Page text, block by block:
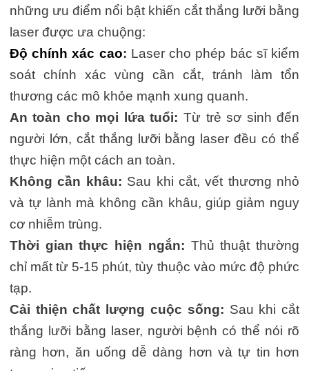
những ưu điểm nổi bật khiến cắt thắng lưỡi bằng
laser được ưa chuộng:
Độ chính xác cao: Laser cho phép bác sĩ kiểm
soát chính xác vùng cần cắt, tránh làm tổn
thương các mô khỏe mạnh xung quanh.
An toàn cho mọi lứa tuổi: Từ trẻ sơ sinh đến
người lớn, cắt thắng lưỡi bằng laser đều có thể
thực hiện một cách an toàn.
Không cần khâu: Sau khi cắt, vết thương nhỏ
và tự lành mà không cần khâu, giúp giảm nguy
cơ nhiễm trùng.
Thời gian thực hiện ngắn: Thủ thuật thường
chỉ mất từ 5-15 phút, tùy thuộc vào mức độ phức
tạp.
Cải thiện chất lượng cuộc sống: Sau khi cắt
thắng lưỡi bằng laser, người bệnh có thể nói rõ
ràng hơn, ăn uống dễ dàng hơn và tự tin hơn